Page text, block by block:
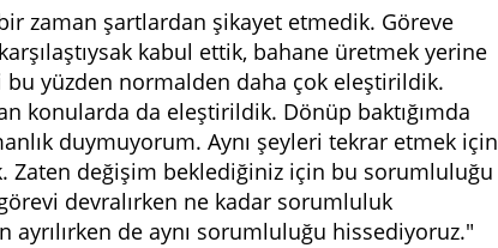
zaman şartlardan şikayet etmedik. Göreve
kabul ettik, bahane üretmek yerine
yüzden normalden daha çok eleştirildik.
konularda da eleştirildik. Dönüp baktığımda
duymuyorum. Aynı şeyleri tekrar etmek için
Zaten değişim beklediğiniz için bu sorumluluğu
devralırken ne kadar sorumluluk
ayrılırken de aynı sorumluluğu hissediyoruz."